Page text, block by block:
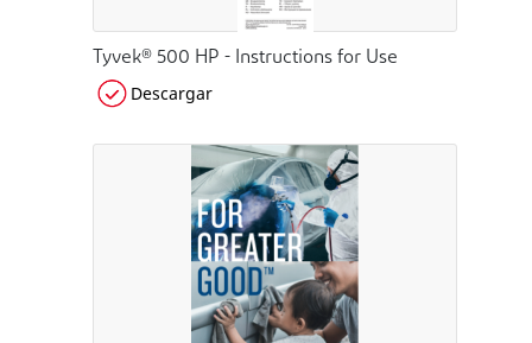
Tyvek® 500 HP - Instructions for Use
Descargar